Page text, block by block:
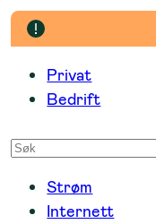
Hopp
til
innholdPrivat
Bedrift
Søk
etter
Strøm
Internett